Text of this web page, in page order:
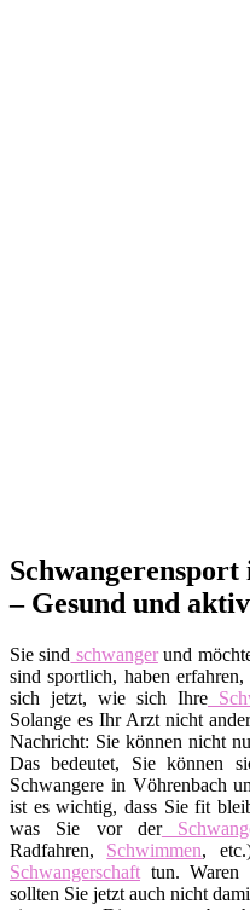
– Gesund und
Sie sind schwangerund
sind sportlich, haben erfahren,
sich jetzt, wie sich Ihre
Solange es Ihr Arzt nicht
Nachricht: Sie können nicht
Das bedeutet, Sie können
Schwangere in Vöhrenbach
ist es wichtig, dass Sie fit
was Sie vor der
Radfahren, Schwimmen,
Schwangerschaft tun. Waren
sollten Sie jetzt auch nicht